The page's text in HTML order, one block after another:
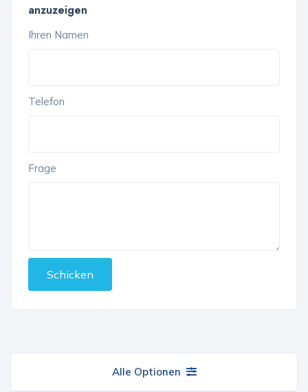
anzuzeigen
Ihren Namen
Telefon
Frage
Schicken
Alle Optionen